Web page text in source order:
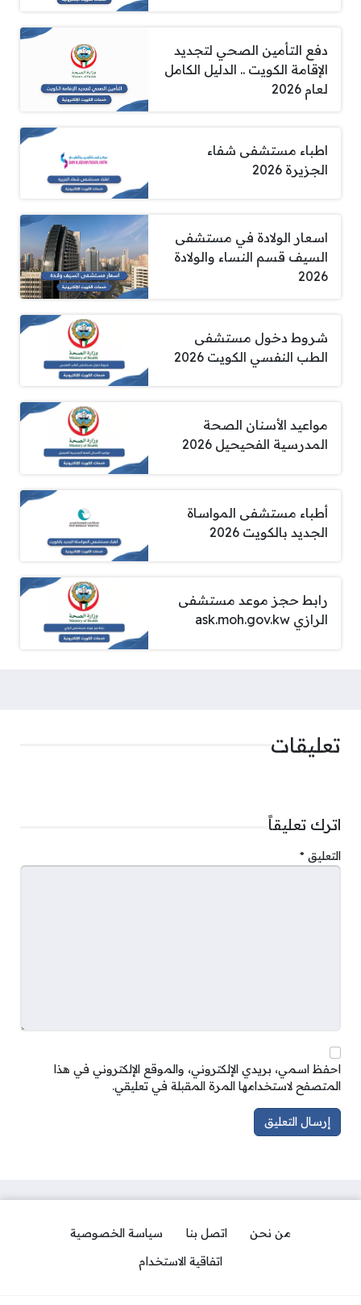
دفع التأمين الصحي لتجديد
الإقامة الكويت .. الدليل الكامل
لعام 2026
اطباء مستشفى شفاء
الجزيرة 2026
اسعار الولادة في مستشفى
السيف قسم النساء والولادة
2026
شروط دخول مستشفى
الطب النفسي الكويت 2026
مواعيد الأسنان الصحة
المدرسية الفحيحيل 2026
أطباء مستشفى المواساة
الجديد بالكويت 2026
رابط حجز موعد مستشفى
الرازي ask.moh.gov.kw
تعليقات
اترك تعليقاً
التعليق *
احفظ اسمي، بريدي الإلكتروني، والموقع الإلكتروني في هذا
المتصفح لاستخدامها المرة المقبلة في تعليقي.
من نحن اتصل بنا
سياسة الخصوصية
اتفاقية الاستخدام